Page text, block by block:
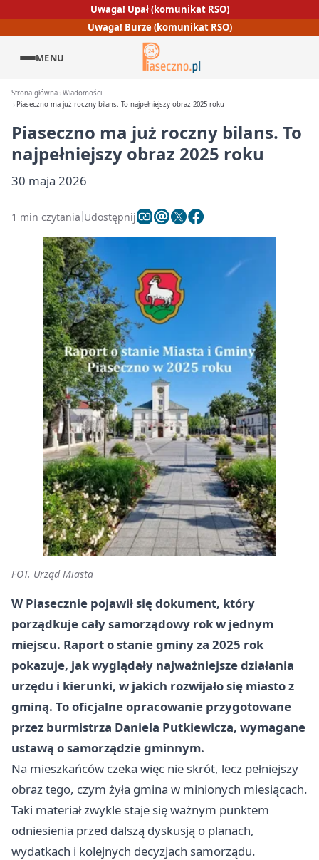
Uwaga! Upał (komunikat RSO)
Uwaga! Burze (komunikat RSO)
MENU
Strona główna Wiadomości
Piaseczno ma już roczny bilans. To najpełniejszy obraz 2025 roku
Piaseczno ma już roczny bilans. To
najpełniejszy obraz 2025 roku
30 maja 2026
1 min czytania Udostępnij
FOT. Urząd Miasta
W Piasecznie pojawił się dokument, który
porządkuje cały samorządowy rok w jednym
miejscu. Raport o stanie gminy za 2025 rok
pokazuje, jak wyglądały najważniejsze działania
urzędu i kierunki, w jakich rozwijało się miasto z
gminą. To oficjalne opracowanie przygotowane
przez burmistrza Daniela Putkiewicza, wymagane
ustawą o samorządzie gminnym.
Na mieszkańców czeka więc nie skrót, lecz pełniejszy
obraz tego, czym żyła gmina w minionych miesiącach.
Taki materiał zwykle staje się ważnym punktem
odniesienia przed dalszą dyskusją o planach,
wydatkach i kolejnych decyzjach samorządu.